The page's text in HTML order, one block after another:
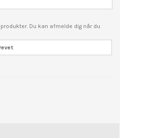
Du kan afmelde dig når du